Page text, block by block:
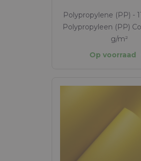
Polypropylene (PP) -
Polypropyleen (PP)
g/m²
Op voorraad